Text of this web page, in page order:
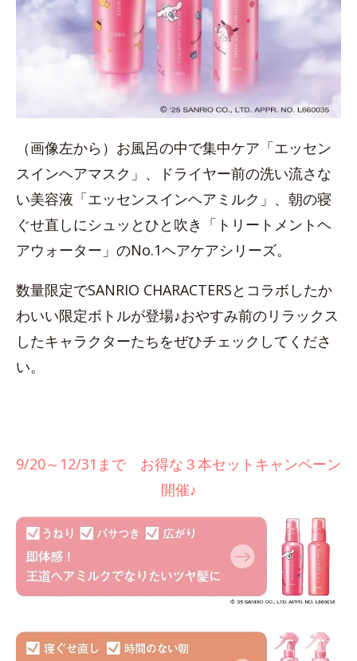
（画像左から）お風呂の中で集中ケア「エッセン
スインヘアマスク」、ドライヤー前の洗い流さな
い美容液「エッセンスインヘアミルク」、朝の寝
ぐせ直しにシュッとひと吹き「トリートメントヘ
アウォーター」のNo.1ヘアケアシリーズ。
数量限定でSANRIO CHARACTERSとコラボしたか
わいい限定ボトルが登場♪おやすみ前のリラックス
したキャラクターたちをぜひチェックしてくださ
い。
9/20～12/31まで お得な３本セットキャンペーン
開催♪